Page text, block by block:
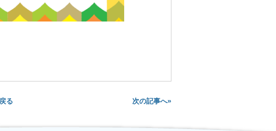
る 次の記事へ»